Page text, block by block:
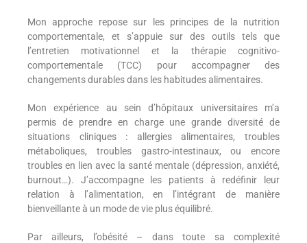
Mon approche repose sur les principes de la nutrition
comportementale, et s’appuie sur des outils tels que
l’entretien motivationnel et la thérapie cognitivo-
comportementale (TCC) pour accompagner des
changements durables dans les habitudes alimentaires.
Mon expérience au sein d’hôpitaux universitaires m’a
permis de prendre en charge une grande diversité de
situations cliniques : allergies alimentaires, troubles
métaboliques, troubles gastro-intestinaux, ou encore
troubles en lien avec la santé mentale (dépression, anxiété,
burnout…). J’accompagne les patients à redéfinir leur
relation à l’alimentation, en l’intégrant de manière
bienveillante à un mode de vie plus équilibré.
Par ailleurs, l’obésité – dans toute sa complexité